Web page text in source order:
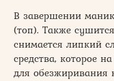
В завершении
(топ). Также
снимается липкий
средства, которое
для обезжиривания